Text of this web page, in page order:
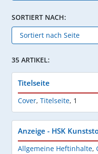
SORTIERT NACH:
35 ARTIKEL:
Titelseite
Cover, Titelseite, 1
Anzeige - HSK
Allgemeine Heftinhalte,